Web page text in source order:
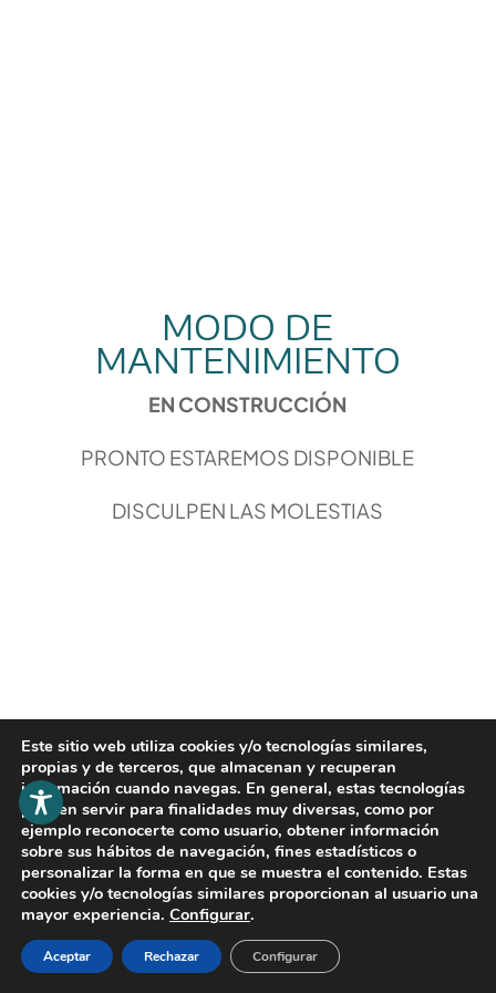
MODO DE
MANTENIMIENTO
EN CONSTRUCCIÓN
PRONTO ESTAREMOS DISPONIBLE
DISCULPEN LAS MOLESTIAS
Este sitio web utiliza cookies y/o tecnologías similares,
propias y de terceros, que almacenan y recuperan
información cuando navegas. En general, estas tecnologías
pueden servir para finalidades muy diversas, como por
ejemplo reconocerte como usuario, obtener información
sobre sus hábitos de navegación, fines estadísticos o
personalizar la forma en que se muestra el contenido. Estas
cookies y/o tecnologías similares proporcionan al usuario una
mayor experiencia. Configurar.
Aceptar Rechazar Configurar